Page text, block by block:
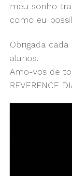
meu sonho
como eu
Obrigada
alunos.
Amo-vos de
REVERENCE